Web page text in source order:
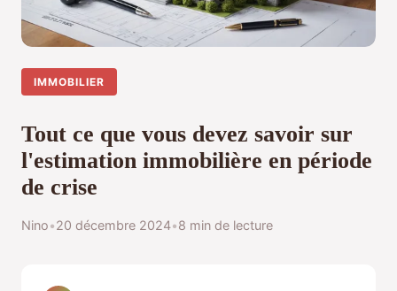
IMMOBILIER
Tout ce que vous devez savoir sur
l'estimation immobilière en période
de crise
Nino•20 décembre 2024•8 min de lecture